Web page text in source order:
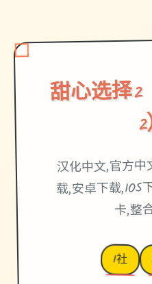
甜心选择2
2
汉化中文,官方
载,安卓下载,IOS
卡,整
I社